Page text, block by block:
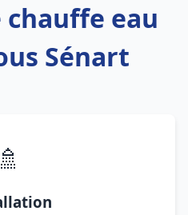
eau
Sénart
🚿